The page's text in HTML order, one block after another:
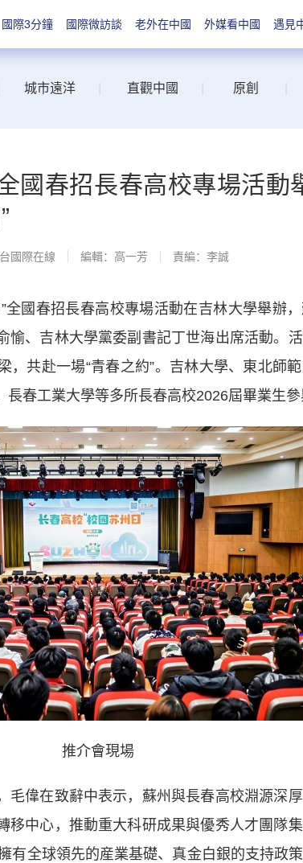
國際3分鐘 國際微訪談 老外在中國 外媒看中國 遇見
城市遠洋 直觀中國 原創
國春招長春高校專場活動
國際在線 編輯：高一芳 責編：李誠
國春招長春高校專場活動在吉林大學舉辦，
愉、吉林大學黨委副書記丁世海出席活動。
，共赴一場“青春之約”。吉林大學、東北師
春工業大學等多所長春高校2026屆畢業生參
推介會現場
偉在致辭中表示，蘇州與長春高校淵源深厚
移中心，推動重大科研成果與優秀人才團隊
有全球領先的産業基礎、真金白銀的支持政